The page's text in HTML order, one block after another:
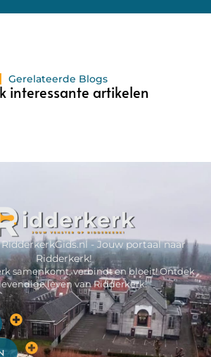
Gerelateerde Blogs
interessante artikelen
- Jouw portaal naar
Ridderkerk!
samenkomt, verbindt en bloeit! Ontdek
leven van Ridderkerk.